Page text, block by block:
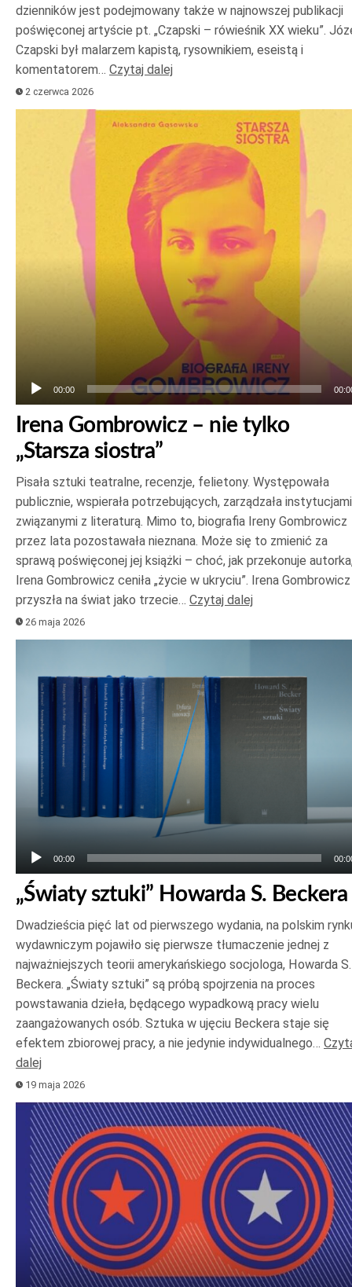
dzienników jest podejmowany także w najnowszej publikacji
poświęconej artyście pt. „Czapski – rówieśnik XX wieku”.
Czapski był malarzem kapistą, rysownikiem, eseistą i
komentatorem… Czytaj dalej
2 czerwca 2026
Odtwarzacz
dźwiękowych
00:00
Irena Gombrowicz – nie tylko
„Starsza siostra”
Pisała sztuki teatralne, recenzje, felietony. Występowała
publicznie, wspierała potrzebujących, zarządzała instytucjami
związanymi z literaturą. Mimo to, biografia Ireny Gombrowicz
przez lata pozostawała nieznana. Może się to zmienić za
sprawą poświęconej jej książki – choć, jak przekonuje
Irena Gombrowicz ceniła „życie w ukryciu”. Irena Gombrowicz
przyszła na świat jako trzecie… Czytaj dalej
26 maja 2026
dźwiękowych
00:00
„Światy sztuki” Howarda S. Beckera
Dwadzieścia pięć lat od pierwszego wydania, na polskim
wydawniczym pojawiło się pierwsze tłumaczenie jednej z
najważniejszych teorii amerykańskiego socjologa, Howarda S.
Beckera. „Światy sztuki” są próbą spojrzenia na proces
powstawania dzieła, będącego wypadkową pracy wielu
zaangażowanych osób. Sztuka w ujęciu Beckera staje się
efektem zbiorowej pracy, a nie jedynie indywidualnego…
dalej
19 maja 2026
Odtwarzacz
plików
dźwiękowych